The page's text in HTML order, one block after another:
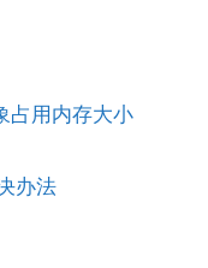
占用内存大小
办法